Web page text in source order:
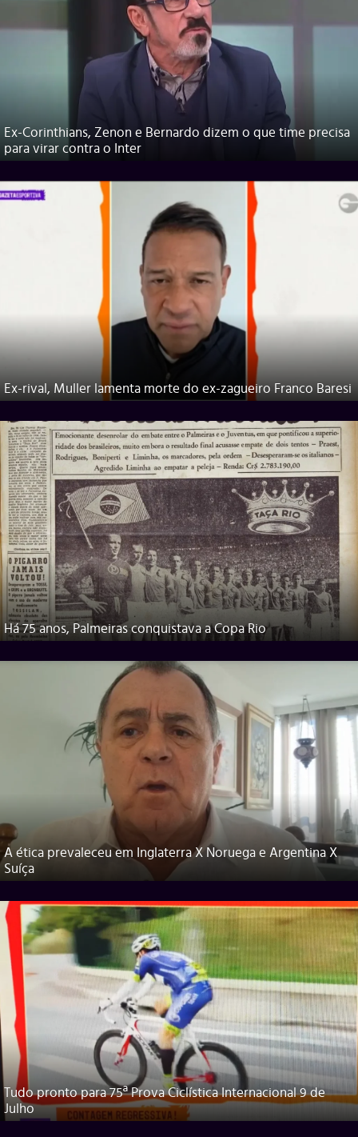
Ex-Corinthians, Zenon e Bernardo dizem o que time precisa
para virar contra o Inter
Ex-rival, Muller lamenta morte do ex-zagueiro Franco Baresi
Há 75 anos, Palmeiras conquistava a Copa Rio
A ética prevaleceu em Inglaterra X Noruega e Argentina X
Suíça
Tudo pronto para 75ª Prova Ciclística Internacional 9 de
Julho